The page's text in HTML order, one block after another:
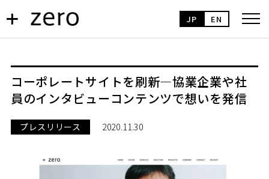
JP EN
コーポレートサイトを刷新―協業企業や社
員のインタビューコンテンツで想いを発信
プレスリリース 2020.11.30